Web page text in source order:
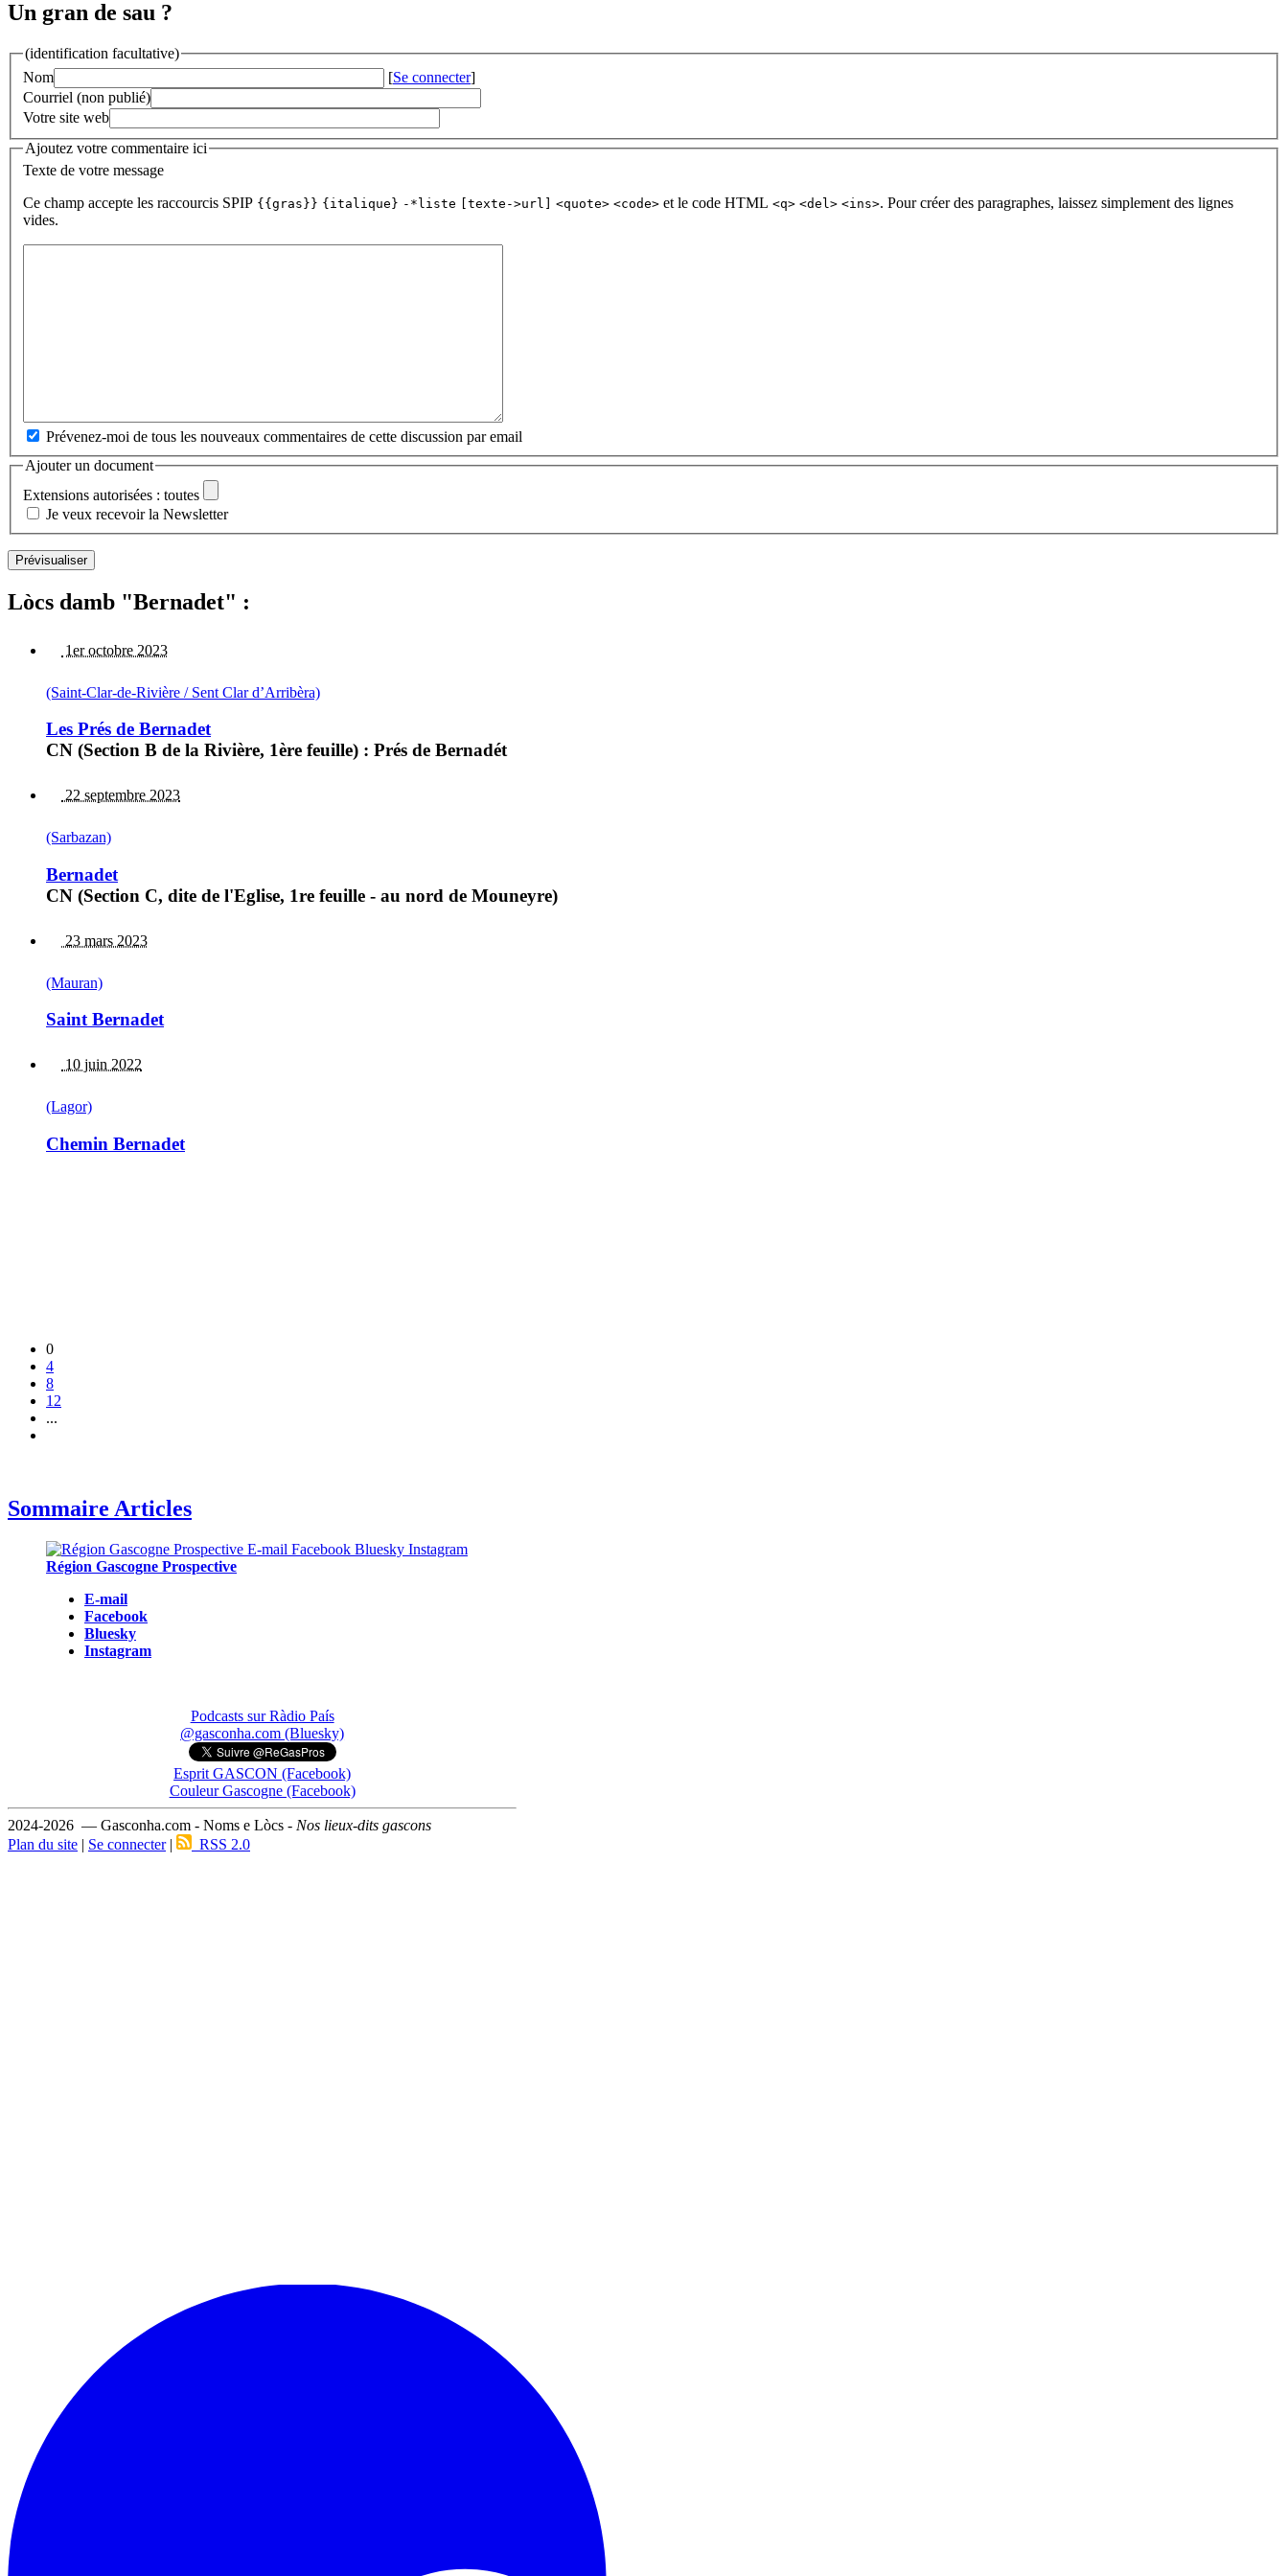
Un gran de sau ?
(identification facultative)
Nom
[Se connecter]
Courriel (non publié)
Votre site web
Ajoutez votre commentaire ici
Texte de votre message
Ce champ accepte les raccourcis SPIP {{gras}} {italique} -*liste [texte->url] <quote> <code> et le code HTML <q> <del> <ins>. Pour créer des paragraphes, laissez simplement des lignes
vides.
Prévenez-moi de tous les nouveaux commentaires de cette discussion par email
Ajouter un document
Extensions autorisées : toutes
Je veux recevoir la Newsletter
Lòcs damb "Bernadet" :
1er octobre 2023
(Saint-Clar-de-Rivière / Sent Clar d’Arribèra)
Les Prés de Bernadet
CN (Section B de la Rivière, 1ère feuille) : Prés de Bernadét
22 septembre 2023
(Sarbazan)
Bernadet
CN (Section C, dite de l'Eglise, 1re feuille - au nord de Mouneyre)
23 mars 2023
(Mauran)
Saint Bernadet
10 juin 2022
(Lagor)
Chemin Bernadet
0
4
8
12
...
Sommaire Articles
Région Gascogne Prospective
E-mail
Facebook
Bluesky
Instagram
Podcasts sur Ràdio País
@gasconha.com (Bluesky)
Esprit GASCON (Facebook)
Couleur Gascogne (Facebook)
2024-2026 — Gasconha.com - Noms e Lòcs - Nos lieux-dits gascons
Plan du site | Se connecter| RSS 2.0